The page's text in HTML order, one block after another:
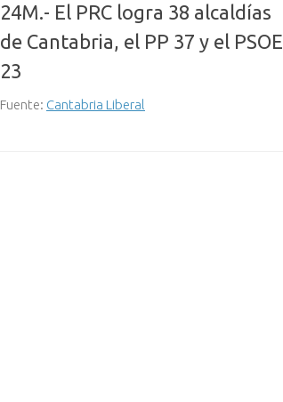
24M.- El PRC logra 38 alcaldías
de Cantabria, el PP 37 y el PSOE
23
Fuente: Cantabria Liberal